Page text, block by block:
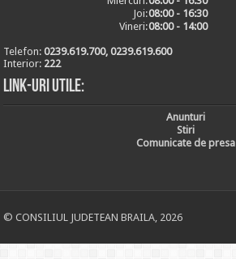
Joi:08:00 - 16:30
Vineri:08:00 - 14:00
Telefon:0239.619.700, 0239.619.600
Interior: 222
Link-uri utile:
Anunturi
Stiri
Comunicate de presa
© CONSILIUL JUDETEAN BRAILA, 2026